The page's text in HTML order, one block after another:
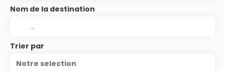
Nom de la destination
Trier par
Notre selection